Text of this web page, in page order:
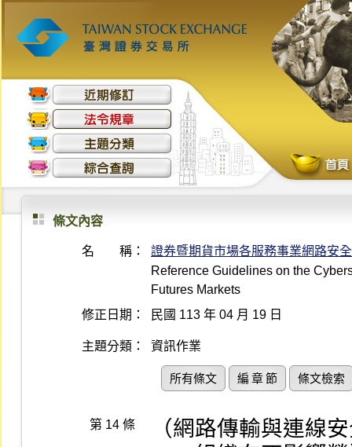
條文內容
名 稱：
證券暨期貨市場各服務事業網路安
Reference Guidelines on the
Futures Markets
修正日期：
民國 113 年 04 月 19 日
主題分類： 資訊作業
所有條文 編 章 節 條文檢索
第 14 條
（網路傳輸與連線